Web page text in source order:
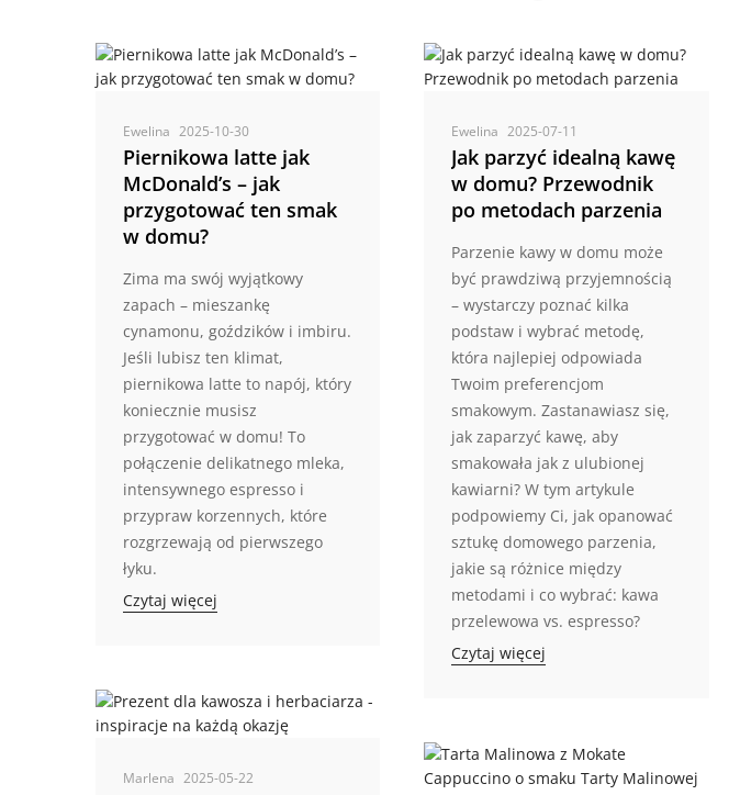
Ewelina 2025-10-30
Piernikowa latte jak
McDonald’s – jak
przygotować ten smak
w domu?
Zima ma swój wyjątkowy
zapach – mieszankę
cynamonu, goździków i imbiru.
Jeśli lubisz ten klimat,
piernikowa latte to napój, który
koniecznie musisz
przygotować w domu! To
połączenie delikatnego mleka,
intensywnego espresso i
przypraw korzennych, które
rozgrzewają od pierwszego
łyku.
Czytaj więcej
Ewelina 2025-07-11
Jak parzyć idealną kawę
w domu? Przewodnik
po metodach parzenia
Parzenie kawy w domu może
być prawdziwą przyjemnością
– wystarczy poznać kilka
podstaw i wybrać metodę,
która najlepiej odpowiada
Twoim preferencjom
smakowym. Zastanawiasz się,
jak zaparzyć kawę, aby
smakowała jak z ulubionej
kawiarni? W tym artykule
podpowiemy Ci, jak opanować
sztukę domowego parzenia,
jakie są różnice między
metodami i co wybrać: kawa
przelewowa vs. espresso?
Czytaj więcej
Marlena 2025-05-22